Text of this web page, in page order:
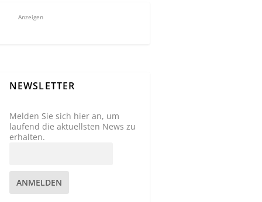
Anzeigen
NEWSLETTER
Melden Sie sich hier an, um
laufend die aktuellsten News zu
erhalten.
ANMELDEN